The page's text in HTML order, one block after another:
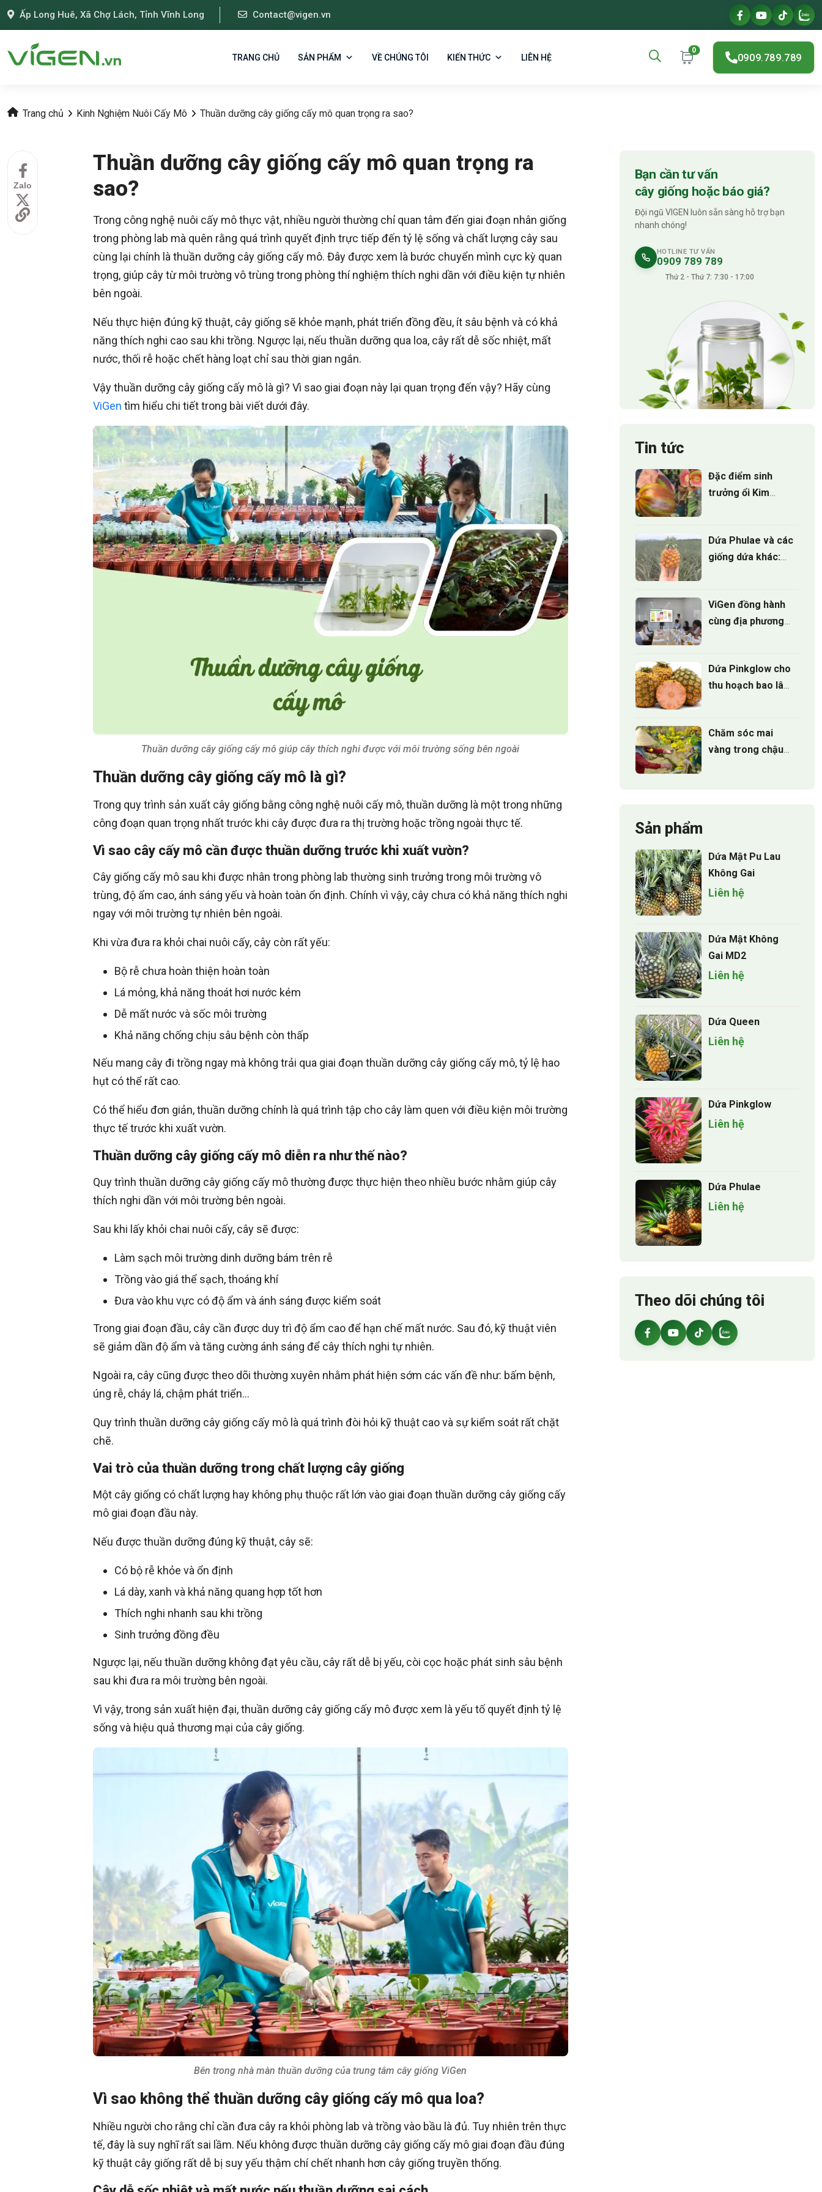
Ấp Long Huê, Xã Chợ Lách, Tỉnh Vĩnh Long Contact@vigen.vn
TRANG CHỦ SẢN PHẨM VỀ CHÚNG TÔI KIẾN THỨC LIÊN HỆ
0
0909.789.789
Trang chủ Kinh Nghiệm Nuôi Cấy Mô Thuần dưỡng cây giống cấy mô quan trọng ra sao?
Zalo
Thuần dưỡng cây giống cấy mô quan trọng ra
sao?
Trong công nghệ nuôi cấy mô thực vật, nhiều người thường chỉ quan tâm đến giai đoạn nhân giống
trong phòng lab mà quên rằng quá trình quyết định trực tiếp đến tỷ lệ sống và chất lượng cây sau
cùng lại chính là thuần dưỡng cây giống cấy mô. Đây được xem là bước chuyển mình cực kỳ quan
trọng, giúp cây từ môi trường vô trùng trong phòng thí nghiệm thích nghi dần với điều kiện tự nhiên
bên ngoài.
Nếu thực hiện đúng kỹ thuật, cây giống sẽ khỏe mạnh, phát triển đồng đều, ít sâu bệnh và có khả
năng thích nghi cao sau khi trồng. Ngược lại, nếu thuần dưỡng qua loa, cây rất dễ sốc nhiệt, mất
nước, thối rễ hoặc chết hàng loạt chỉ sau thời gian ngắn.
Vậy thuần dưỡng cây giống cấy mô là gì? Vì sao giai đoạn này lại quan trọng đến vậy? Hãy cùng
ViGen tìm hiểu chi tiết trong bài viết dưới đây.
Thuần dưỡng cây giống cấy mô giúp cây thích nghi được với môi trường sống bên ngoài
Thuần dưỡng cây giống cấy mô là gì?
Trong quy trình sản xuất cây giống bằng công nghệ nuôi cấy mô, thuần dưỡng là một trong những
công đoạn quan trọng nhất trước khi cây được đưa ra thị trường hoặc trồng ngoài thực tế.
Vì sao cây cấy mô cần được thuần dưỡng trước khi xuất vườn?
Cây giống cấy mô sau khi được nhân trong phòng lab thường sinh trưởng trong môi trường vô
trùng, độ ẩm cao, ánh sáng yếu và hoàn toàn ổn định. Chính vì vậy, cây chưa có khả năng thích nghi
ngay với môi trường tự nhiên bên ngoài.
Khi vừa đưa ra khỏi chai nuôi cấy, cây còn rất yếu:
Bộ rễ chưa hoàn thiện hoàn toàn
Lá mỏng, khả năng thoát hơi nước kém
Dễ mất nước và sốc môi trường
Khả năng chống chịu sâu bệnh còn thấp
Nếu mang cây đi trồng ngay mà không trải qua giai đoạn thuần dưỡng cây giống cấy mô, tỷ lệ hao
hụt có thể rất cao.
Có thể hiểu đơn giản, thuần dưỡng chính là quá trình tập cho cây làm quen với điều kiện môi trường
thực tế trước khi xuất vườn.
Thuần dưỡng cây giống cấy mô diễn ra như thế nào?
Quy trình thuần dưỡng cây giống cấy mô thường được thực hiện theo nhiều bước nhằm giúp cây
thích nghi dần với môi trường bên ngoài.
Sau khi lấy khỏi chai nuôi cấy, cây sẽ được:
Làm sạch môi trường dinh dưỡng bám trên rễ
Trồng vào giá thể sạch, thoáng khí
Đưa vào khu vực có độ ẩm và ánh sáng được kiểm soát
Trong giai đoạn đầu, cây cần được duy trì độ ẩm cao để hạn chế mất nước. Sau đó, kỹ thuật viên
sẽ giảm dần độ ẩm và tăng cường ánh sáng để cây thích nghi tự nhiên.
Ngoài ra, cây cũng được theo dõi thường xuyên nhằm phát hiện sớm các vấn đề như: bấm bệnh,
úng rễ, cháy lá, chậm phát triển…
Quy trình thuần dưỡng cây giống cấy mô là quá trình đòi hỏi kỹ thuật cao và sự kiểm soát rất chặt
chẽ.
Vai trò của thuần dưỡng trong chất lượng cây giống
Một cây giống có chất lượng hay không phụ thuộc rất lớn vào giai đoạn thuần dưỡng cây giống cấy
mô giai đoạn đầu này.
Nếu được thuần dưỡng đúng kỹ thuật, cây sẽ:
Có bộ rễ khỏe và ổn định
Lá dày, xanh và khả năng quang hợp tốt hơn
Thích nghi nhanh sau khi trồng
Sinh trưởng đồng đều
Ngược lại, nếu thuần dưỡng không đạt yêu cầu, cây rất dễ bị yếu, còi cọc hoặc phát sinh sâu bệnh
sau khi đưa ra môi trường bên ngoài.
Vì vậy, trong sản xuất hiện đại, thuần dưỡng cây giống cấy mô được xem là yếu tố quyết định tỷ lệ
sống và hiệu quả thương mại của cây giống.
Bên trong nhà màn thuần dưỡng của trung tâm cây giống ViGen
Vì sao không thể thuần dưỡng cây giống cấy mô qua loa?
Nhiều người cho rằng chỉ cần đưa cây ra khỏi phòng lab và trồng vào bầu là đủ. Tuy nhiên trên thực
tế, đây là suy nghĩ rất sai lầm. Nếu không được thuần dưỡng cây giống cấy mô giai đoạn đầu đúng
kỹ thuật cây giống rất dễ bị suy yếu thậm chí chết nhanh hơn cây giống truyền thống.
Bạn cần tư vấn
cây giống hoặc báo giá?
Đội ngũ VIGEN luôn sẵn sàng hỗ trợ bạn
nhanh chóng!
HOTLINE TƯ VẤN
0909 789 789
Thứ 2 - Thứ 7: 7:30 - 17:00
Tin tức
Đặc điểm sinh
trưởng ổi Kim
vườn cần biết
Dứa Phulae và các
giống dứa khác:
ViGen đồng hành
cùng địa phương
xôi cấy mô cho vụ
hoa tết 2027
Dứa Pinkglow cho
thu hoạch bao lâu
Chăm sóc mai
vàng trong chậu
Sản phẩm
Dứa Mật Pu Lau
Không Gai
Liên hệ
Dứa Mật Không
Gai MD2
Liên hệ
Dứa Queen
Liên hệ
Dứa Pinkglow
Liên hệ
Dứa Phulae
Liên hệ
Theo dõi chúng tôi